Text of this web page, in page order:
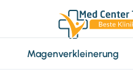
Magenverkleinerung